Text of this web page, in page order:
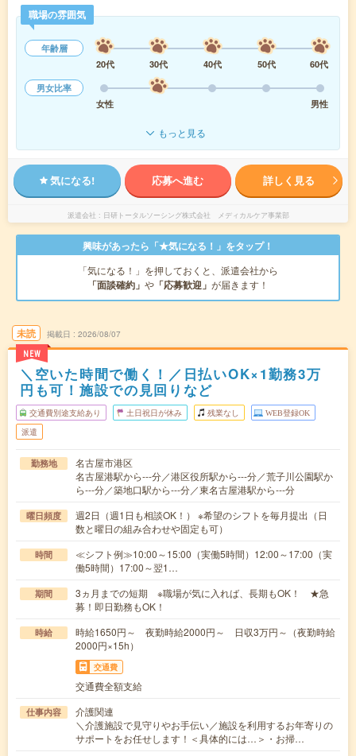
職場の雰囲気
年齢層
20代
30代 40代 50代
60代
男女比率
女性
男性
もっと見る
気になる! 応募へ進む 詳しく見る
派遣会社 日研トータルソーシング株式会社 メディカルケア事業部
興味があったら「★気になる！」をタップ！
「気になる！」を押しておくと、派遣会社から
「面談確約」 や 「応募歓迎」 が届きます！
未読
NEW
掲載日 2026/08/07
＼空いた時間で働く！／日払いOK×1勤務3万
円も可！施設での見回りなど
交通費別途支給あり 土日祝日が休み 残業なし WEB登録OK
派遣
勤務地
名古屋市港区
名古屋港駅から---分／港区役所駅から---分／荒子川公園駅か
ら---分／築地口駅から---分／東名古屋港駅から---分
曜日頻度
週2日（週1日も相談OK！） ※希望のシフトを毎月提出（日
数と曜日の組み合わせや固定も可）
時間
≪シフト例≫10:00～15:00（実働5時間）12:00～17:00（実
働5時間）17:00～翌1…
期間
3ヵ月までの短期 ※職場が気に入れば、長期もOK！ ★急
募！即日勤務もOK！
時給
時給1650円～ 夜勤時給2000円～ 日収3万円～（夜勤時給
2000円×15h）
交通費
交通費全額支給
仕事内容
介護関連
＼介護施設で見守りやお手伝い／施設を利用するお年寄りの
サポートをお任せします！＜具体的には…＞・お掃…